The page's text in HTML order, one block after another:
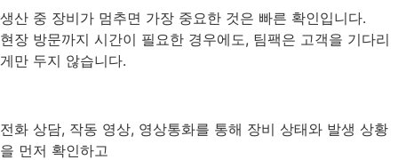
생산 중 장비가 멈추면 가장 중요한 것은 빠른 확인입니다.
현장 방문까지 시간이 필요한 경우에도, 팀팩은 고객을 기다리
게만 두지 않습니다.
전화 상담, 작동 영상, 영상통화를 통해 장비 상태와 발생 상황
을 먼저 확인하고